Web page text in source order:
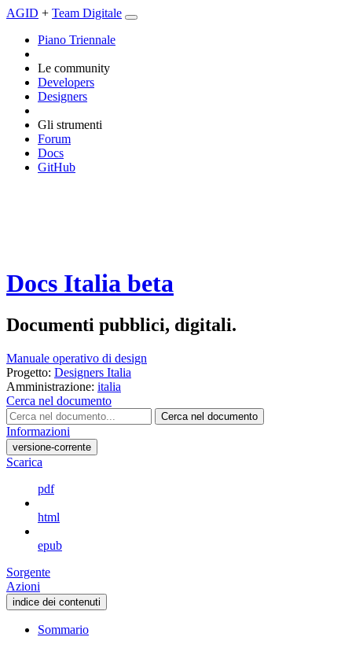
AGID + Team Digitale
Piano Triennale
Le community
Developers
Designers
Gli strumenti
Forum
Docs
GitHub
Docs Italia beta
Documenti pubblici, digitali.
Manuale operativo di design
Progetto: Designers Italia
Amministrazione: italia
Cerca nel documento
Cerca nel documento
Informazioni
versione-corrente
Scarica
pdf
html
epub
Sorgente
Azioni
indice dei contenuti
Sommario